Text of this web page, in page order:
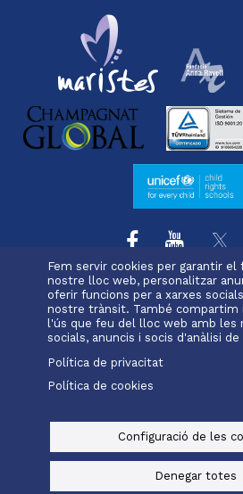
Fem servir cookies per garantir
nostre lloc web, personalitzar
oferir funcions per a xarxes
nostre trànsit. També compartim
l'ús que feu del lloc web amb les
socials, anuncis i socis d'anàlisi de
Política de privacitat
Política de cookies
Configuració de les
Denegar totes
Menu
footer
ravell
L'escola Projecte educatiu
Serveis i extraescolars
Alexia
Office 365
Avís legal, política de